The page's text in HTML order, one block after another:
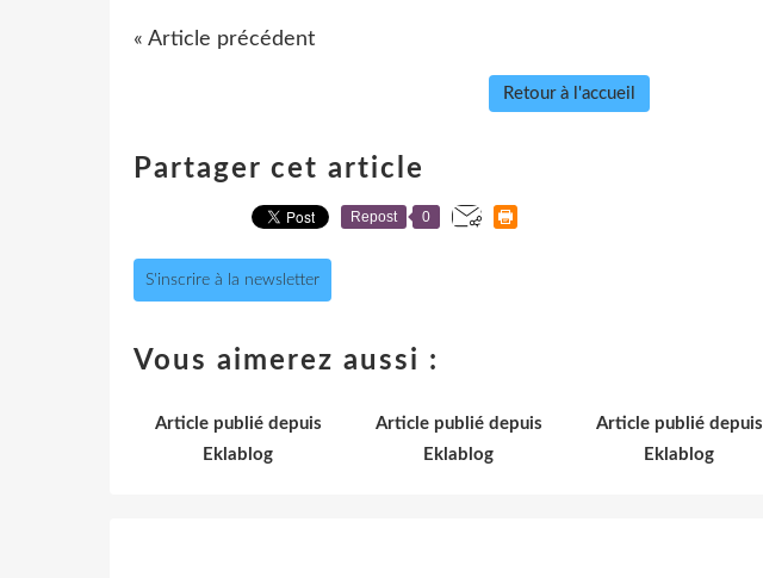
« Article précédent
Retour à l'accueil
Partager cet article
Repost 0
S'inscrire à la newsletter
Vous aimerez aussi :
Article publié depuis
Eklablog
Article publié depuis
Eklablog
Article publié depuis
Eklablog